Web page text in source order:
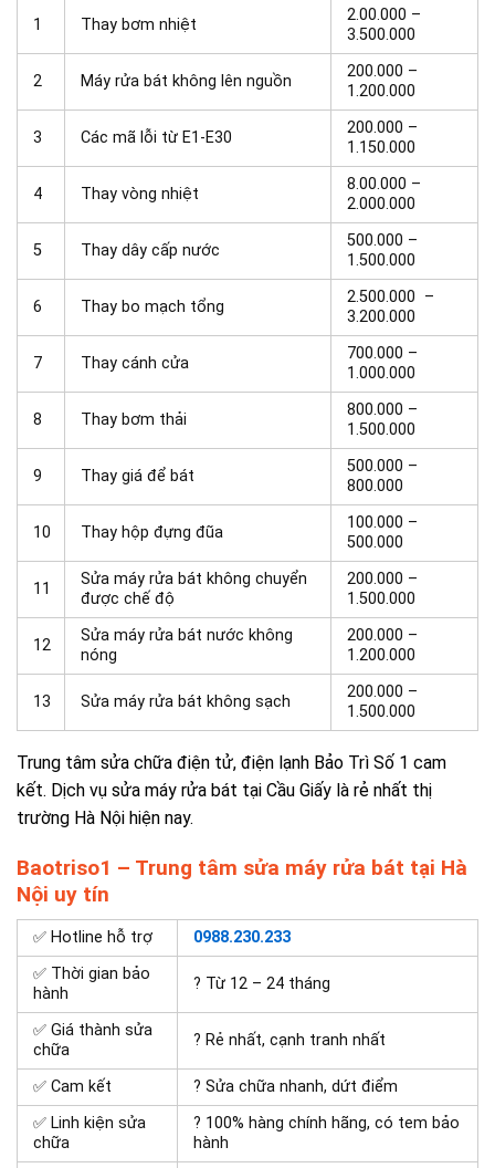
1 Thay bơm nhiệt
2.00.000 –
3.500.000
2 Máy rửa bát không lên nguồn
200.000 –
1.200.000
3 Các mã lỗi từ E1-E30
200.000 –
1.150.000
4 Thay vòng nhiệt
8.00.000 –
2.000.000
5 Thay dây cấp nước
500.000 –
1.500.000
6 Thay bo mạch tổng
2.500.000 –
3.200.000
7 Thay cánh cửa
700.000 –
1.000.000
8 Thay bơm thải
800.000 –
1.500.000
9 Thay giá để bát
500.000 –
800.000
10 Thay hộp đựng đũa
100.000 –
500.000
11
Sửa máy rửa bát không chuyển
được chế độ
200.000 –
1.500.000
12
Sửa máy rửa bát nước không
nóng
200.000 –
1.200.000
13 Sửa máy rửa bát không sạch
200.000 –
1.500.000
Trung tâm sửa chữa điện tử, điện lạnh Bảo Trì Số 1 cam
kết. Dịch vụ sửa máy rửa bát tại Cầu Giấy là rẻ nhất thị
trường Hà Nội hiện nay.
Baotriso1 – Trung tâm sửa máy rửa bát tại Hà
Nội uy tín
✅ Hotline hỗ trợ
0988.230.233
✅ Thời gian bảo
hành
? Từ 12 – 24 tháng
✅ Giá thành sửa
chữa
? Rẻ nhất, cạnh tranh nhất
✅ Cam kết
? Sửa chữa nhanh, dứt điểm
✅ Linh kiện sửa
chữa
? 100% hàng chính hãng, có tem bảo
hành